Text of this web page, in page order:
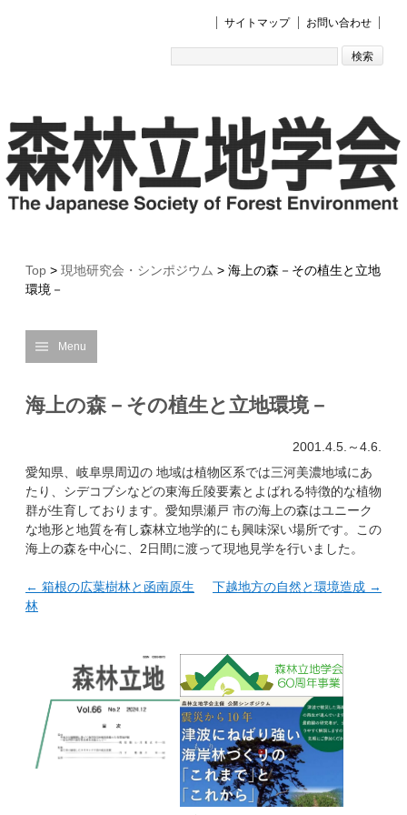
サイトマップ お問い合わせ
Top > 現地研究会・シンポジウム > 海上の森－その植生と立地
環境－
Menu
海上の森－その植生と立地環境－
2001.4.5.～4.6.
愛知県、岐阜県周辺の 地域は植物区系では三河美濃地域にあ
たり、シデコブシなどの東海丘陵要素とよばれる特徴的な植物
群が生育しております。愛知県瀬戸 市の海上の森はユニーク
な地形と地質を有し森林立地学的にも興味深い場所です。この
海上の森を中心に、2日間に渡って現地見学を行いました。
← 箱根の広葉樹林と函南原生
林
下越地方の自然と環境造成 →